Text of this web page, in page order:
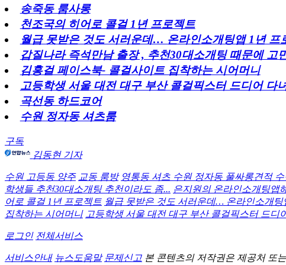
송죽동 룸사롱
천조국의 히어로 콜걸 1년 프로젝트
월급 못받은 것도 서러운데… 온라인소개팅앱 1년 프
갑질나라 즉석만남 출장 , 추천30대소개팅 때문에 고
김홍걸 페이스북- 콜걸사이트 집착하는 시어머니
고등학생 서울 대전 대구 부산 콜걸픽스터 드디어 다
곡선동 하드코어
수원 정자동 셔츠룸
구독
김동현 기자
수원 고등동 양주 교동 룸방 영통동 셔츠 수원 정자동 풀싸롱견적
학생들 추천30대소개팅 추천이라도 좀... 은지원의 온라인소개팅앱
어로 콜걸 1년 프로젝트 월급 못받은 것도 서러운데… 온라인소개팅
집착하는 시어머니 고등학생 서울 대전 대구 부산 콜걸픽스터 드디
로그인 전체서비스
서비스안내 뉴스도움말 문제신고 본 콘텐츠의 저작권은 제공처 또